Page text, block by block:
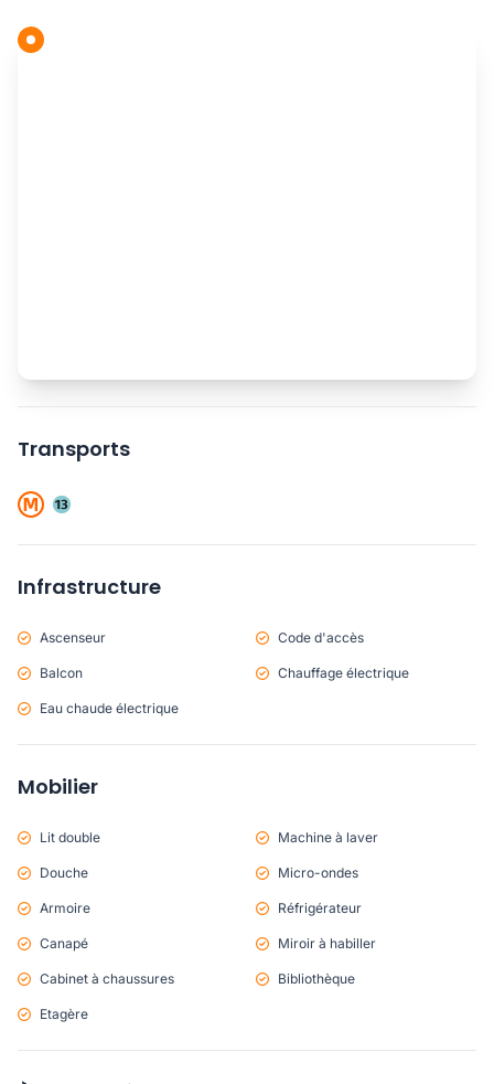
Transports
Infrastructure
Ascenseur Code d'accès
Balcon Chauffage électrique
Eau chaude électrique
Mobilier
Lit double Machine à laver
Douche Micro-ondes
Armoire Réfrigérateur
Canapé Miroir à habiller
Cabinet à chaussures Bibliothèque
Etagère